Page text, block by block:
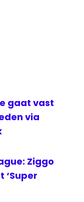
gaat vast
via
Ziggo
‘Super